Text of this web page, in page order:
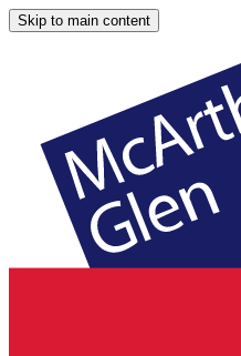
Skip to main content